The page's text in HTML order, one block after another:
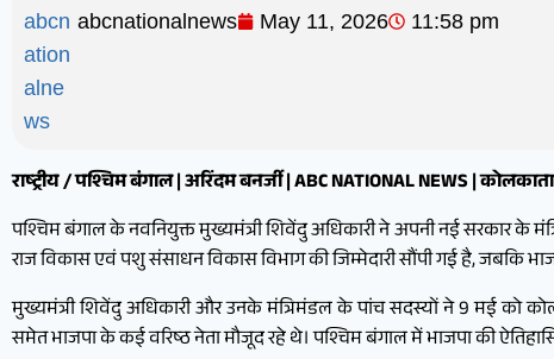
abcnationalnews May 11, 2026 11:58 pm
राष्ट्रीय / पश्चिम बंगाल | अरिंदम बनर्जी | ABC NATIONAL NEWS |
पश्चिम बंगाल के नवनियुक्त मुख्यमंत्री शिवेंदु अधिकारी ने अपनी नई सरकार के
राज विकास एवं पशु संसाधन विकास विभाग की जिम्मेदारी सौंपी गई है, जबकि
मुख्यमंत्री शिवेंदु अधिकारी और उनके मंत्रिमंडल के पांच सदस्यों ने 9 मई को
समेत भाजपा के कई वरिष्ठ नेता मौजूद रहे थे। पश्चिम बंगाल में भाजपा की